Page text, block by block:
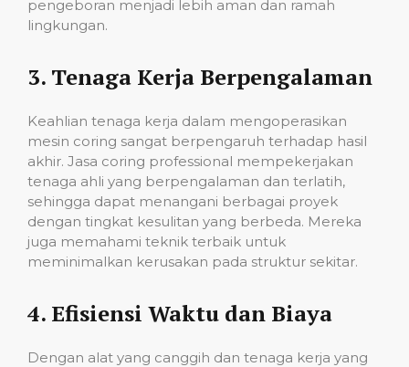
pengeboran menjadi lebih aman dan ramah
lingkungan.
3. Tenaga Kerja Berpengalaman
Keahlian tenaga kerja dalam mengoperasikan
mesin coring sangat berpengaruh terhadap hasil
akhir. Jasa coring professional mempekerjakan
tenaga ahli yang berpengalaman dan terlatih,
sehingga dapat menangani berbagai proyek
dengan tingkat kesulitan yang berbeda. Mereka
juga memahami teknik terbaik untuk
meminimalkan kerusakan pada struktur sekitar.
4. Efisiensi Waktu dan Biaya
Dengan alat yang canggih dan tenaga kerja yang